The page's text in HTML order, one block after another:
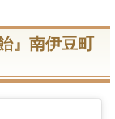
』南伊豆町